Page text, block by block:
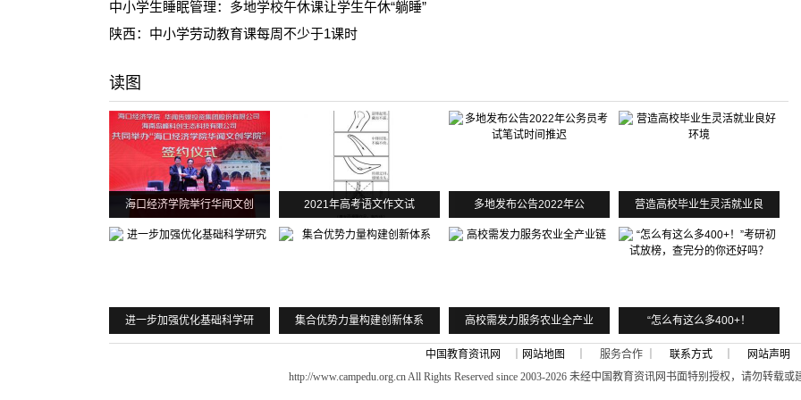
中小学生睡眠管理：多地学校午休课让学生午休“躺睡”
陕西：中小学劳动教育课每周不少于1课时
读图
海口经济学院举行华闻文创 2021年高考语文作文试 多地发布公告2022年公 营造高校毕业生灵活就业良
进一步加强优化基础科学研 集合优势力量构建创新体系 高校需发力服务农业全产业 “怎么有这么多400+！
中国教育资讯网 网站地图 ｜ 服务合作 ｜ 联系方式｜
网站声明
http://www.campedu.org.cn All Rights Reserved since 2003-2026 未经中国教育资讯网书面特别授权，请勿转载或